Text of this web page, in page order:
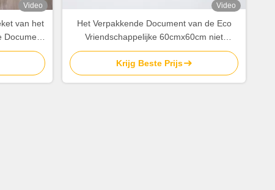
Video
van het
Fabric
Video
Het Verpakkende Document van de Eco
Vriendschappelijke 60cmx60cm niet
Geweven Bloem Bladen voor Boeket
Krijg Beste Prijs